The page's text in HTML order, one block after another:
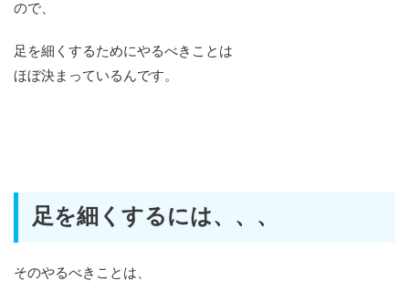
ので、
足を細くするためにやるべきことは
ほぼ決まっているんです。
足を細くするには、、、
そのやるべきことは、